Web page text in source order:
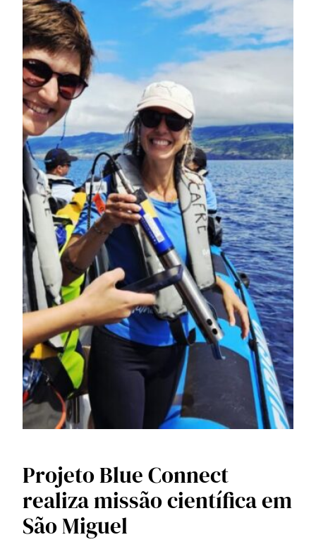
Projeto Blue Connect
realiza missão científica em
São Miguel